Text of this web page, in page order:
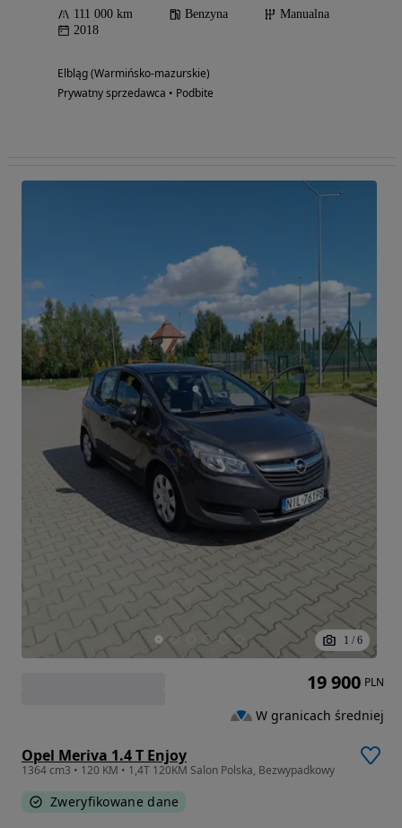
111 000 km Benzyna
Manualna
2018
Elbląg (Warmińsko-mazurskie)
Prywatny sprzedawca • Podbite
1 / 6
Opel Meriva 1.4 T Enjoy
1364 cm3 • 120 KM • 1,4T 120KM Salon Polska, Bezwypadkowy
Zweryfikowane dane
19 900 PLN
W granicach średniej